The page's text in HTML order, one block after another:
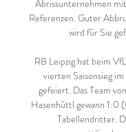
Abrissunternehmen
Referenzen. Guter
wird für Sie
RB Leipzig hat beim
vierten Saisonsieg
gefeiert. Das Team
Hasenhüttl gewann 1:0
Tabellendritter.